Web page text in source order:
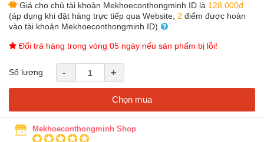
Dành
cho
bố
nhà
Giá cho chủ tài khoản Mekhoeconthongminh ID là 128.000đ
(áp dụng khi đặt hàng trực tiếp qua Website, 2 điểm được hoàn
vào tài khoản Mekhoeconthongminh ID)
Đổi trả hàng trong vòng 05 ngày nếu sản phẩm bị lỗi!
Số lượng - +
Chọn mua
Mekhoeconthongminh Shop